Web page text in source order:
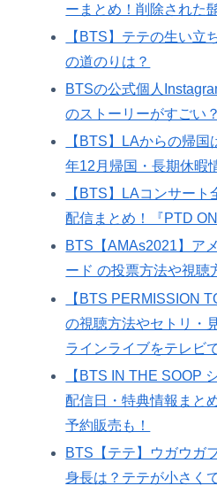
ーまとめ！削除された
【BTS】テテの生い立
の道のりは？
BTSの公式個人
のストーリーがすごい？
【BTS】LAからの帰
年12月帰国・長期休暇
【BTS】LAコンサー
配信まとめ！『PTD
BTS【AMAs2021】ア
ード の投票方法や視聴
【BTS PERMISSION
の視聴方法やセトリ・
ラインライブをテレビ
【BTS IN THE SOOP
配信日・特典情報まと
予約販売も！
BTS【テテ】ウガウガ
身長は？テテが小さく